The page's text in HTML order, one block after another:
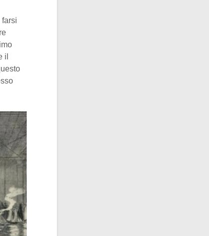
farsi
il